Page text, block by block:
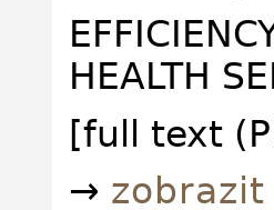
HEALTH
[full text
→ zobrazit